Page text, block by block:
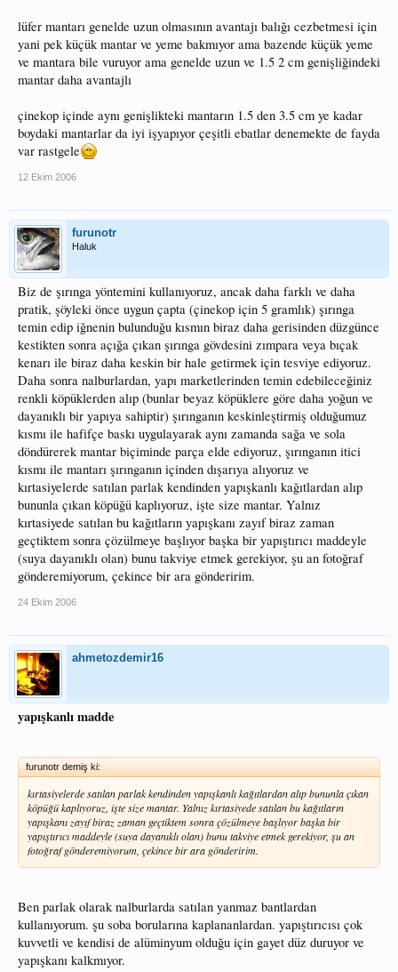
lüfer mantarı genelde uzun olmasının avantajı balığı cezbetmesi için
yani pek küçük mantar ve yeme bakmıyor ama bazende küçük yeme
ve mantara bile vuruyor ama genelde uzun ve 1.5 2 cm genişliğindeki
mantar daha avantajlı
çinekop içinde aynı genişlikteki mantarın 1.5 den 3.5 cm ye kadar
boydaki mantarlar da iyi işyapıyor çeşitli ebatlar denemekte de fayda
var rastgele
12 Ekim 2006
furunotr
Haluk
Biz de şırınga yöntemini kullanıyoruz, ancak daha farklı ve daha
pratik, şöyleki önce uygun çapta (çinekop için 5 gramlık) şırınga
temin edip iğnenin bulunduğu kısmın biraz daha gerisinden düzgünce
kestikten sonra açığa çıkan şırınga gövdesini zımpara veya bıçak
kenarı ile biraz daha keskin bir hale getirmek için tesviye ediyoruz.
Daha sonra nalburlardan, yapı marketlerinden temin edebileceğiniz
renkli köpüklerden alıp (bunlar beyaz köpüklere göre daha yoğun ve
dayanıklı bir yapıya sahiptir) şırınganın keskinleştirmiş olduğumuz
kısmı ile hafifçe baskı uygulayarak aynı zamanda sağa ve sola
döndürerek mantar biçiminde parça elde ediyoruz, şırınganın itici
kısmı ile mantarı şırınganın içinden dışarıya alıyoruz ve
kırtasiyelerde satılan parlak kendinden yapışkanlı kağıtlardan alıp
bununla çıkan köpüğü kaplıyoruz, işte size mantar. Yalnız
kırtasiyede satılan bu kağıtların yapışkanı zayıf biraz zaman
geçtiktem sonra çözülmeye başlıyor başka bir yapıştırıcı maddeyle
(suya dayanıklı olan) bunu takviye etmek gerekiyor, şu an fotoğraf
gönderemiyorum, çekince bir ara gönderirim.
24 Ekim 2006
ahmetozdemir16
yapışkanlı madde
furunotr demiş ki:
kırtasiyelerde satılan parlak kendinden yapışkanlı kağıtlardan alıp bununla çıkan
köpüğü kaplıyoruz, işte size mantar. Yalnız kırtasiyede satılan bu kağıtların
yapışkanı zayıf biraz zaman geçtiktem sonra çözülmeye başlıyor başka bir
yapıştırıcı maddeyle (suya dayanıklı olan) bunu takviye etmek gerekiyor, şu an
fotoğraf gönderemiyorum, çekince bir ara gönderirim.
Ben parlak olarak nalburlarda satılan yanmaz bantlardan
kullanıyorum. şu soba borularına kaplananlardan. yapıştırıcısı çok
kuvvetli ve kendisi de alüminyum olduğu için gayet düz duruyor ve
yapışkanı kalkmıyor.